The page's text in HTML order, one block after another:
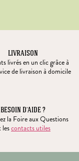
LIVRAISON
livrés en un clic grâce à
de livraison à domicile
BESOIN D’AIDE ?
la Foire aux Questions
lescontacts utiles